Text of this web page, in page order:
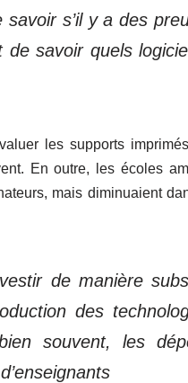
s’il y a des
savoir quels
les supports
En outre, les écoles
mais diminuaient
de manière
des
souvent, les